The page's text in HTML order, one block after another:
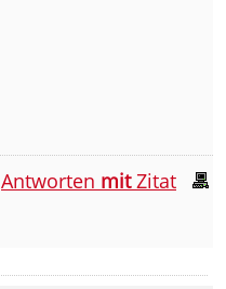
Antworten mitZitat